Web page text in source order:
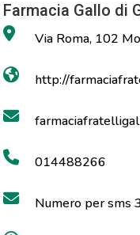
Farmacia Gallo di
Via Roma, 102
http://
014488266
Numero per sms